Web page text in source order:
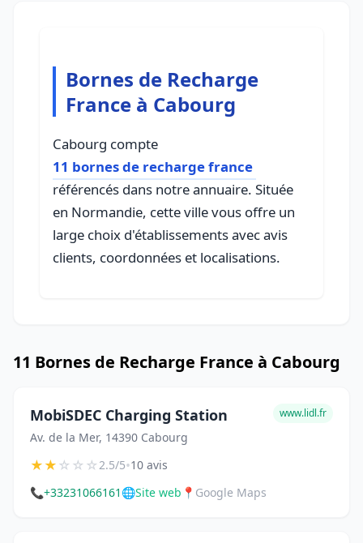
Bornes de Recharge
France à Cabourg
Cabourg compte
11 bornes de recharge france
référencés dans notre annuaire. Située
en Normandie, cette ville vous offre un
large choix d'établissements avec avis
clients, coordonnées et localisations.
11 Bornes de Recharge France à Cabourg
MobiSDEC Charging Station
Av. de la Mer, 14390 Cabourg
www.lidl.fr
★★☆☆☆2.5/5•10 avis
📞+33231066161 🌐Site web 📍 Google Maps